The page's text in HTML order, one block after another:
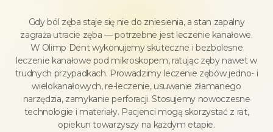
Gdy ból zęba staje się nie do zniesienia, a stan zapalny
zagraża utracie zęba — potrzebne jest leczenie kanałowe.
W Olimp Dent wykonujemy skuteczne i bezbolesne
leczenie kanałowe pod mikroskopem, ratując zęby nawet w
trudnych przypadkach. Prowadzimy leczenie zębów jedno- i
wielokanałowych, re-leczenie, usuwanie złamanego
narzędzia, zamykanie perforacji. Stosujemy nowoczesne
technologie i materiały. Pacjenci mogą skorzystać z rat,
opiekun towarzyszy na każdym etapie.